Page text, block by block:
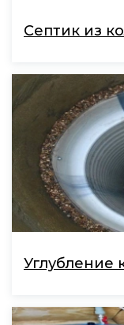
Септик из
Углубление